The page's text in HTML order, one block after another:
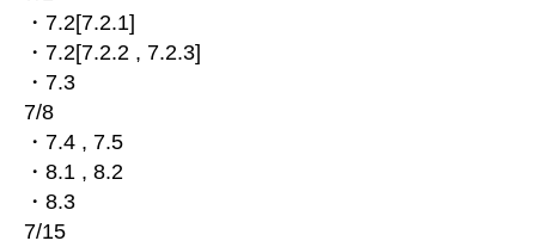
・7.2[7.2.1]
・7.2[7.2.2 , 7.2.3]
・7.3
7/8
・7.4 , 7.5
・8.1 , 8.2
・8.3
7/15